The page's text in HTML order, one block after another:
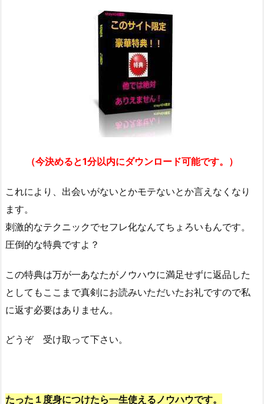
（今決めると1分以内にダウンロード可能です。）
これにより、出会いがないとかモテないとか言えなくなり
ます。
刺激的なテクニックでセフレ化なんてちょろいもんです。
圧倒的な特典ですよ？
この特典は万が一あなたがノウハウに満足せずに返品した
としてもここまで真剣にお読みいただいたお礼ですので私
に返す必要はありません。
どうぞ 受け取って下さい。
たった１度身につけたら一生使えるノウハウです。